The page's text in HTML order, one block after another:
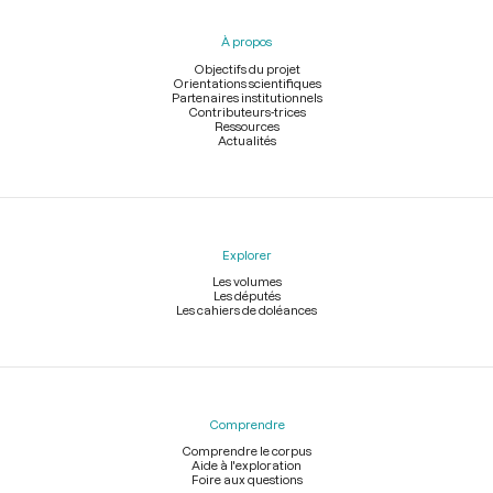
À propos
Objectifs du projet
Orientations scientifiques
Partenaires institutionnels
Contributeurs-trices
Ressources
Actualités
Explorer
Les volumes
Les députés
Les cahiers de doléances
Comprendre
Comprendre le corpus
Aide à l'exploration
Foire aux questions